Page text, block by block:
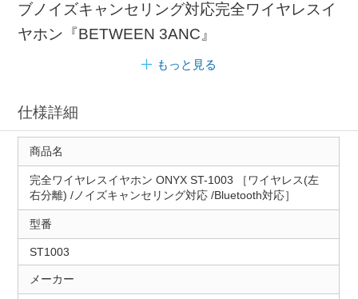
ブノイズキャンセリング対応完全ワイヤレスイ
ヤホン『BETWEEN 3ANC』
もっと見る
仕様詳細
商品名
完全ワイヤレスイヤホン ONYX ST-1003 ［ワイヤレス(左
右分離) /ノイズキャンセリング対応 /Bluetooth対応］
型番
ST1003
メーカー